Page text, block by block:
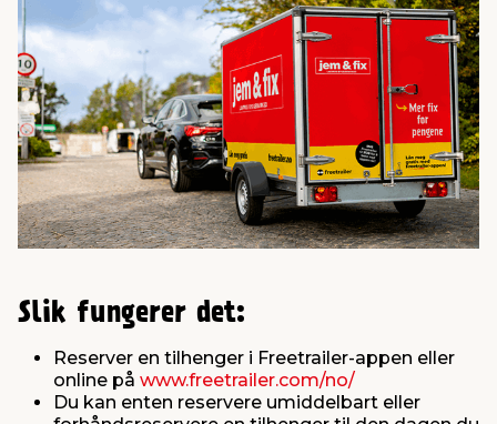
Slik fungerer det:
Reserver en tilhenger i Freetrailer-appen eller
online på www.freetrailer.com/no/
Du kan enten reservere umiddelbart eller